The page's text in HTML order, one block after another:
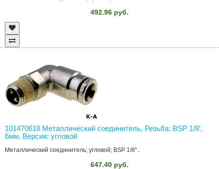
492.96 руб.
101470618 Металлический соединитель, Резьба: BSP 1/8',
6мм, Версия: угловой
Металлический соединитель; угловой; BSP 1/8"..
647.40 руб.